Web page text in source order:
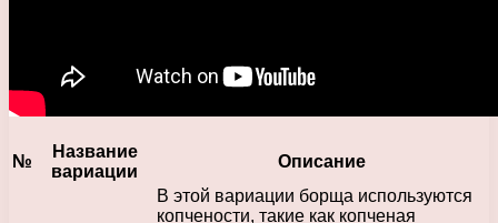
№
Название
вариации
Описание
В этой вариации борща используются
копчености, такие как копченая